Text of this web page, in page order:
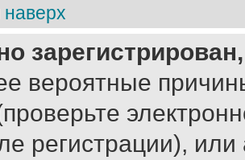
наверх
вероятные
регистрации),